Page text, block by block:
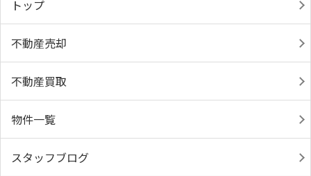
トップ
不動産売却
不動産買取
物件一覧
スタッフブログ